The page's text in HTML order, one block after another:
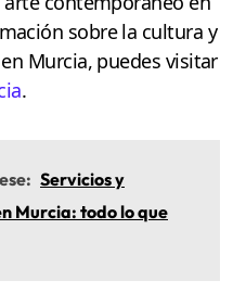
sobre la cultura y
Murcia, puedes visitar
.
Servicios y
Murcia: todo lo que